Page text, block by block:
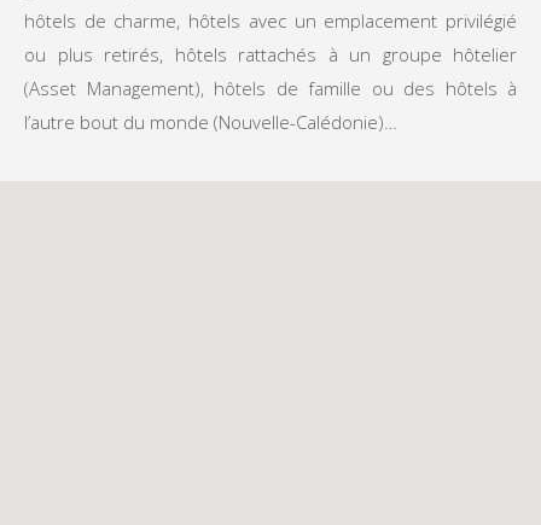
hôtels de charme, hôtels avec un emplacement privilégié
ou plus retirés, hôtels rattachés à un groupe hôtelier
(Asset Management), hôtels de famille ou des hôtels à
l’autre bout du monde (Nouvelle-Calédonie)…